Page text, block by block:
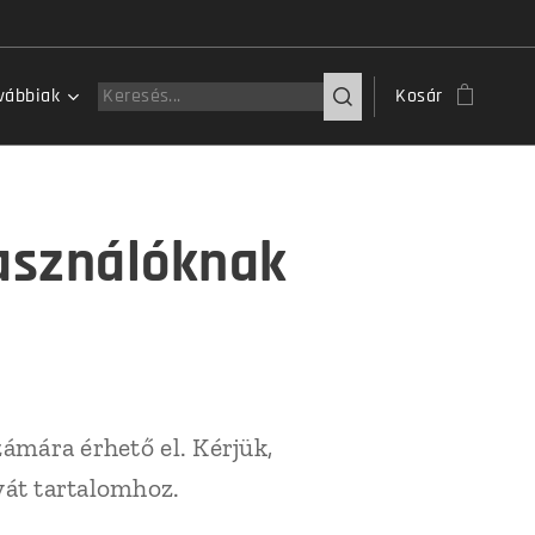
Kosár
érhető el. Kérjük,
tartalomhoz.